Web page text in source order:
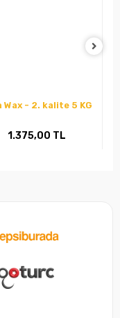
Wax - 2. kalite 5 KG
1.375,00 TL